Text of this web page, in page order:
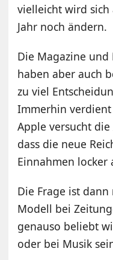
vielleicht wird sich
Jahr noch ändern.
Die Magazine
haben aber auch
zu viel
Immerhin
Apple versucht
dass die neue
Einnahmen locker
Die Frage ist
Modell bei
genauso beliebt
oder bei Musik